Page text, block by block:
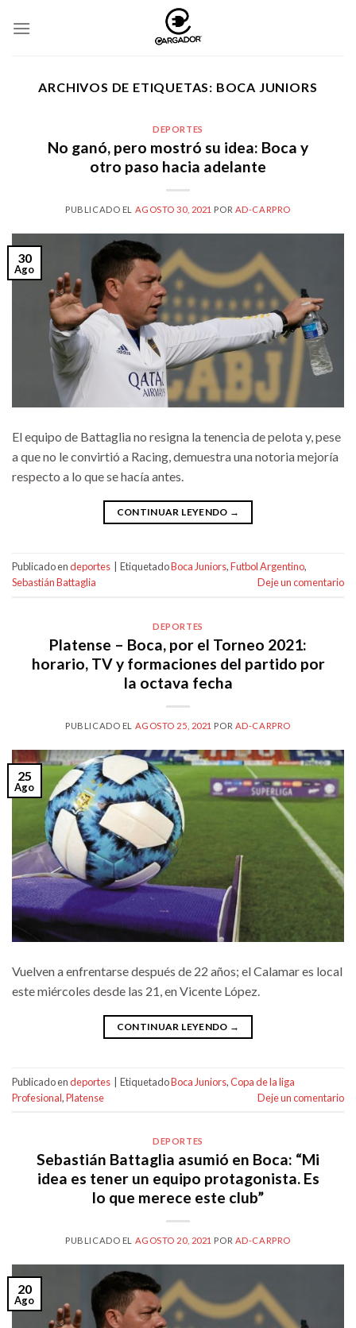
ARCHIVOS DE ETIQUETAS: BOCA JUNIORS
DEPORTES
No ganó, pero mostró su idea: Boca y
otro paso hacia adelante
PUBLICADO EL AGOSTO 30, 2021 POR AD-CARPRO
30
Ago
El equipo de Battaglia no resigna la tenencia de pelota y, pese
a que no le convirtió a Racing, demuestra una notoria mejoría
respecto a lo que se hacía antes.
CONTINUAR LEYENDO →
Publicado endeportes EtiquetadoBoca Juniors,Futbol Argentino,
Sebastián Battaglia
Deje un comentario
DEPORTES
Platense – Boca, por el Torneo 2021:
horario, TV y formaciones del partido por
la octava fecha
PUBLICADO EL AGOSTO 25, 2021 POR AD-CARPRO
25
Ago
Vuelven a enfrentarse después de 22 años; el Calamar es local
este miércoles desde las 21, en Vicente López.
CONTINUAR LEYENDO →
Publicado endeportes | EtiquetadoBoca Juniors,Copa de la liga
Profesional,Platense Deje un comentario
DEPORTES
Sebastián Battaglia asumió en Boca: “Mi
idea es tener un equipo protagonista. Es
lo que merece este club”
PUBLICADO EL AGOSTO 20, 2021 POR AD-CARPRO
20
Ago